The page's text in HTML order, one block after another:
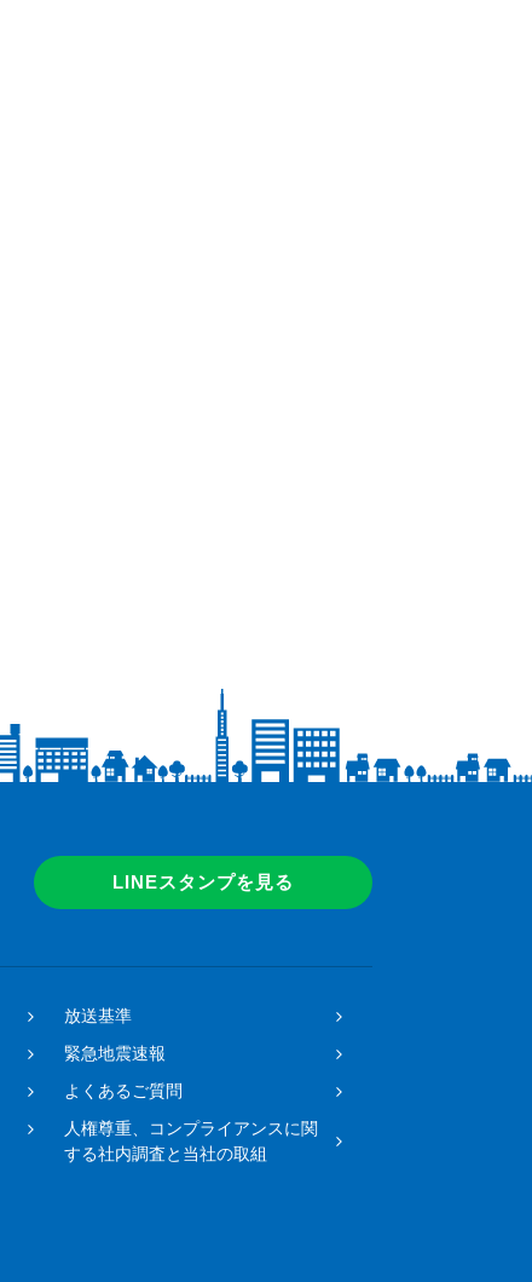
LINEスタンプを見る
放送基準
緊急地震速報
よくあるご質問
人権尊重、コンプライアンスに関
する社内調査と当社の取組